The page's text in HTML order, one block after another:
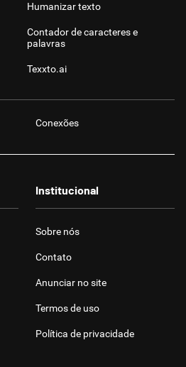
Humanizar texto
Contador de caracteres e
palavras
Texxto.ai
Conexões
Institucional
Sobre nós
Contato
Anunciar no site
Termos de uso
Política de privacidade